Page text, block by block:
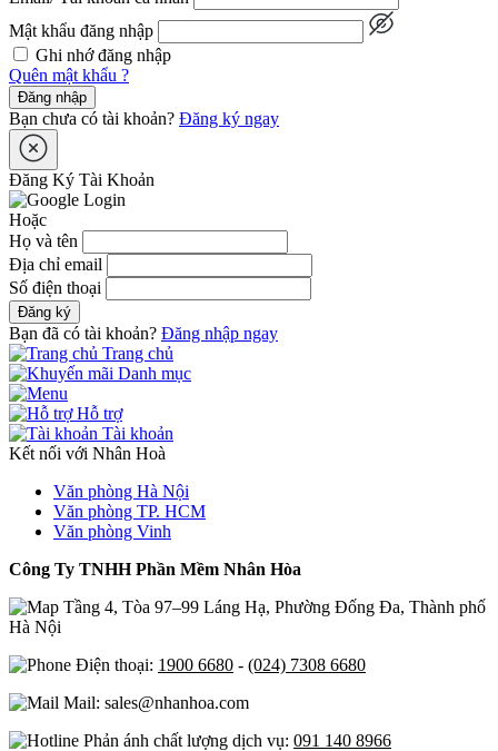
Mật khẩu đăng nhập
Ghi nhớ đăng nhập
Quên mật khẩu ?
Đăng nhập
Bạn chưa có tài khoản? Đăng ký ngay
Đăng Ký Tài Khoản
Hoặc
Họ và tên
Địa chỉ email
Số điện thoại
Đăng ký
Bạn đã có tài khoản? Đăng nhập ngay
Trang chủ
Danh mục
Hỗ trợ
Tài khoản
Kết nối với Nhân Hoà
Văn phòng Hà Nội
Văn phòng TP. HCM
Văn phòng Vinh
Công Ty TNHH Phần Mềm Nhân Hòa
Tầng 4, Tòa 97–99 Láng Hạ, Phường Đống Đa, Thành phố
Hà Nội
Điện thoại: 1900 6680 - (024) 7308 6680
Mail: sales@nhanhoa.com
Phản ánh chất lượng dịch vụ: 091 140 8966